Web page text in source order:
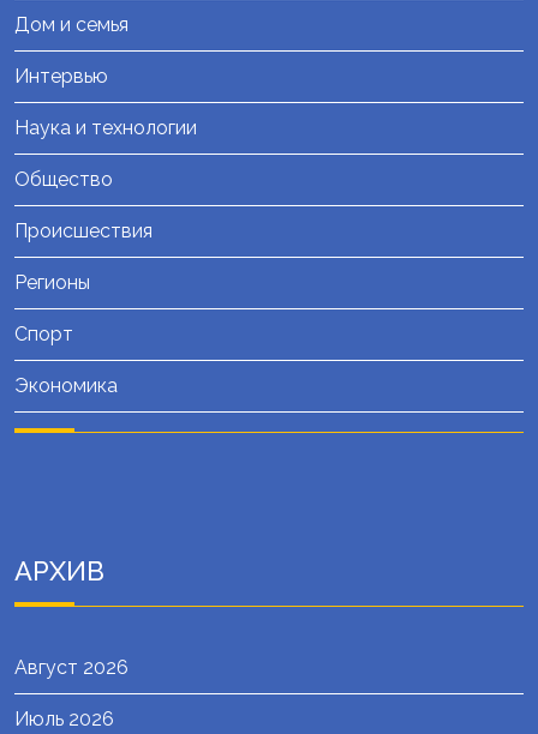
Дом и семья
Интервью
Наука и технологии
Общество
Происшествия
Регионы
Спорт
Экономика
АРХИВ
Август 2026
Июль 2026